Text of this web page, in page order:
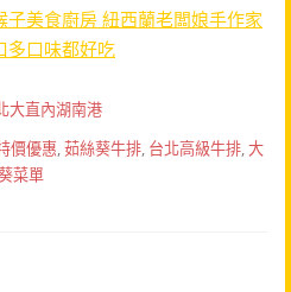
子美食廚房 紐西蘭老闆娘手作家
多口味都好吃
大直內湖南港
價優惠,茹絲葵牛排, 台北高級牛排,大
菜單